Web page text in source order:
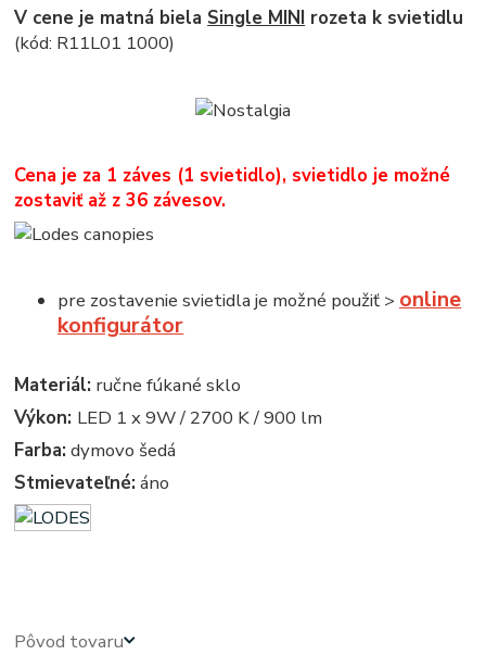
V cene je matná biela Single MINI rozeta k svietidlu
(kód: R11L01 1000)
Cena je za 1 záves (1 svietidlo), svietidlo je možné
zostaviť až z 36 závesov.
pre zostavenie svietidla je možné použiť > online
konfigurátor
Materiál: ručne fúkané sklo
Výkon: LED 1 x 9W / 2700 K / 900 lm
Farba: dymovo šedá
Stmievateľné: áno
Pôvod tovaru